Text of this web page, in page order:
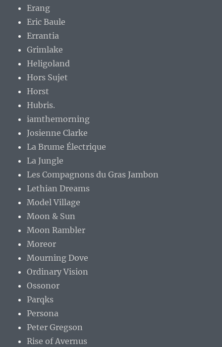
Erang
Eric Baule
Errantia
Grimlake
Heligoland
Hors Sujet
Horst
Hubris.
iamthemorning
Josienne Clarke
La Brume Électrique
La Jungle
Les Compagnons du Gras Jambon
Lethian Dreams
Model Village
Moon & Sun
Moon Rambler
Moreor
Mourning Dove
Ordinary Vision
Ossonor
Parqks
Persona
Peter Gregson
Rise of Avernus